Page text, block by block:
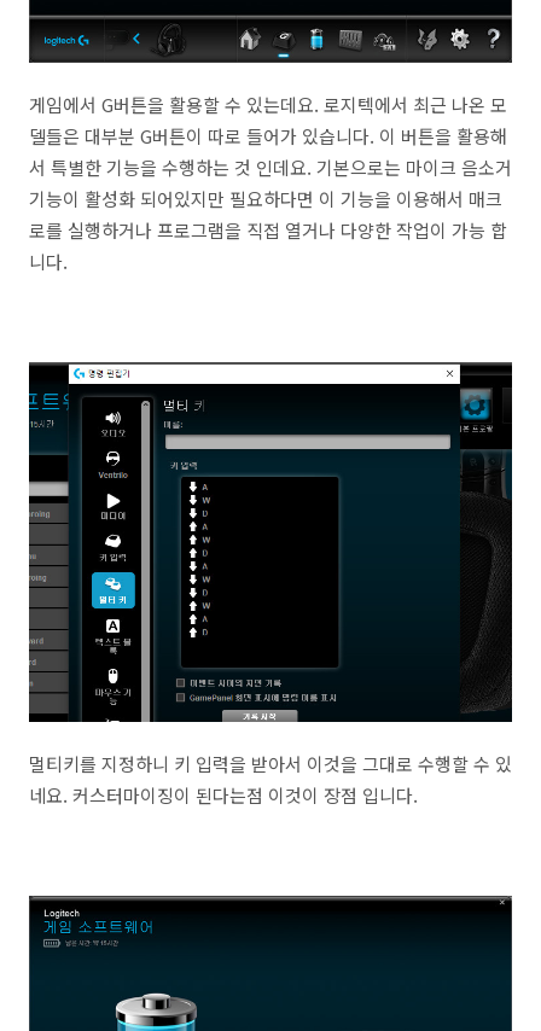
게임에서 G버튼을 활용할 수 있는데요. 로지텍에서 최근 나온 모
델들은 대부분 G버튼이 따로 들어가 있습니다. 이 버튼을 활용해
서 특별한 기능을 수행하는 것 인데요. 기본으로는 마이크 음소거
기능이 활성화 되어있지만 필요하다면 이 기능을 이용해서 매크
로를 실행하거나 프로그램을 직접 열거나 다양한 작업이 가능 합
니다.
멀티키를 지정하니 키 입력을 받아서 이것을 그대로 수행할 수 있
네요. 커스터마이징이 된다는점 이것이 장점 입니다.